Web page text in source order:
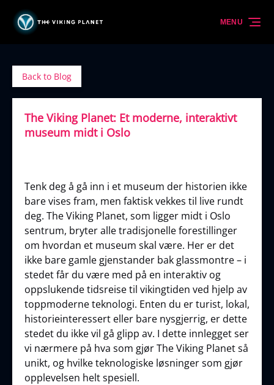
Skip to primary navigation
Skip to content
Skip to footer
MENU
Back to Blog
The Viking Planet: Et moderne, interaktivt
museum midt i Oslo
Tenk deg å gå inn i et museum der historien ikke
bare vises fram, men faktisk vekkes til live rundt
deg. The Viking Planet, som ligger midt i Oslo
sentrum, bryter alle tradisjonelle forestillinger
om hvordan et museum skal være. Her er det
ikke bare gamle gjenstander bak glassmontre – i
stedet får du være med på en interaktiv og
oppslukende tidsreise til vikingtiden ved hjelp av
toppmoderne teknologi. Enten du er turist, lokal,
historieinteressert eller bare nysgjerrig, er dette
stedet du ikke vil gå glipp av. I dette innlegget ser
vi nærmere på hva som gjør The Viking Planet så
unikt, og hvilke teknologiske løsninger som gjør
opplevelsen helt spesiell.